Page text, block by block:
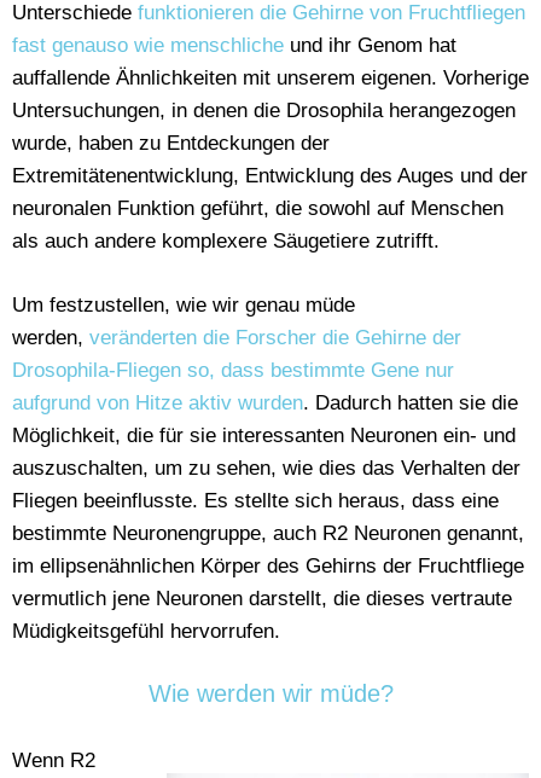
Unterschiede funktionieren die Gehirne von Fruchtfliegen
fast genauso wie menschliche und ihr Genom hat
auffallende Ähnlichkeiten mit unserem eigenen. Vorherige
Untersuchungen, in denen die Drosophila herangezogen
wurde, haben zu Entdeckungen der
Extremitätenentwicklung, Entwicklung des Auges und der
neuronalen Funktion geführt, die sowohl auf Menschen
als auch andere komplexere Säugetiere zutrifft.
Um festzustellen, wie wir genau müde
werden, veränderten die Forscher die Gehirne der
Drosophila-Fliegen so, dass bestimmte Gene nur
aufgrund von Hitze aktiv wurden. Dadurch hatten sie die
Möglichkeit, die für sie interessanten Neuronen ein- und
auszuschalten, um zu sehen, wie dies das Verhalten der
Fliegen beeinflusste. Es stellte sich heraus, dass eine
bestimmte Neuronengruppe, auch R2 Neuronen genannt,
im ellipsenähnlichen Körper des Gehirns der Fruchtfliege
vermutlich jene Neuronen darstellt, die dieses vertraute
Müdigkeitsgefühl hervorrufen.
Wie werden wir müde?
Wenn R2